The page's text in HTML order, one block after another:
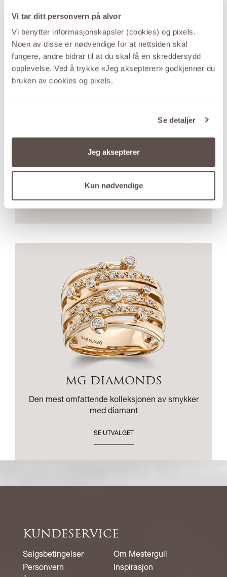
Vi tar ditt personvern på alvor
Vi benytter informasjonskapsler (cookies) og pixels.
Noen av disse er nødvendige for at nettsiden skal
fungere, andre bidrar til at du skal få en skreddersydd
opplevelse. Ved å trykke «Jeg aksepterer» godkjenner du
bruken av cookies og pixels.
Se detaljer
Jeg aksepterer
Kun nødvendige
gode prisene.
MG DIAMONDS
Den mest omfattende kolleksjonen av smykker
med diamant
SE UTVALGET
KUNDESERVICE
Salgsbetingelser
Personvern
Om Mestergull
Inspirasjon